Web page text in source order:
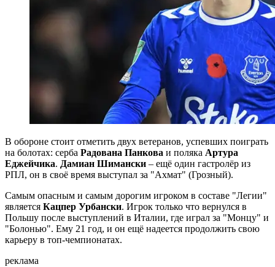
В обороне стоит отметить двух ветеранов, успевших поиграть
на болотах: серба Радована Панкова и поляка Артура
Еджейчика. Дамиан Шимански – ещё один гастролёр из
РПЛ, он в своё время выступал за "Ахмат" (Грозный).
Самым опасным и самым дорогим игроком в составе "Легии"
является Кацпер Урбански. Игрок только что вернулся в
Польшу после выступлений в Италии, где играл за "Монцу" и
"Болонью". Ему 21 год, и он ещё надеется продолжить свою
карьеру в топ-чемпионатах.
реклама